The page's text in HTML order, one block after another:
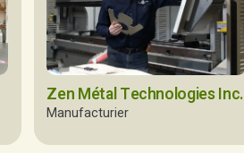
Zen Métal Technologies Inc.
Manufacturier